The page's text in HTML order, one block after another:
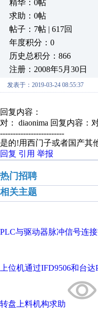
精华：0帖
求助：0帖
帖子：7帖 | 617回
年度积分：0
历史总积分：866
注册：2008年5月30日
发表于：2019-03-24 08:55:37
回复内容：
对： diaonima 回复内容：
-------------------------
是的!用西门子或者国产其
回复 引用 举报
热门招聘
相关主题
PLC与驱动器脉冲信号连
上位机通过IFD9506和台达
转盘上料机构求助